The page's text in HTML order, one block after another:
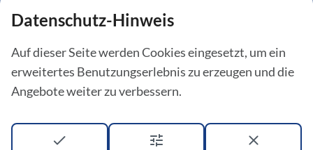
Datenschutz-Hinweis
Auf dieser Seite werden Cookies eingesetzt, um ein
erweitertes Benutzungserlebnis zu erzeugen und die
Angebote weiter zu verbessern.
Informationen
Amtstafel
Aktuelles